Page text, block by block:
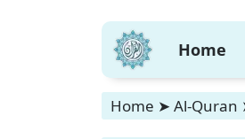
Home
Home ➤ Al-Quran